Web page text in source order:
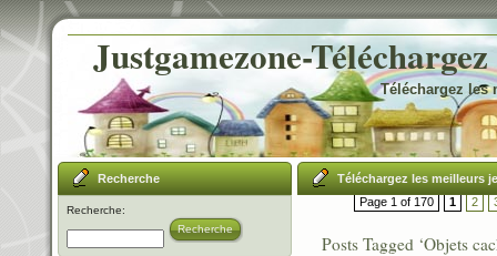
Justgamezone-
Téléchargez les
Recherche
Recherche:
Recherche
Téléchargez les meilleurs
Page 1 of 170
1 2
Posts Tagged ‘Objets